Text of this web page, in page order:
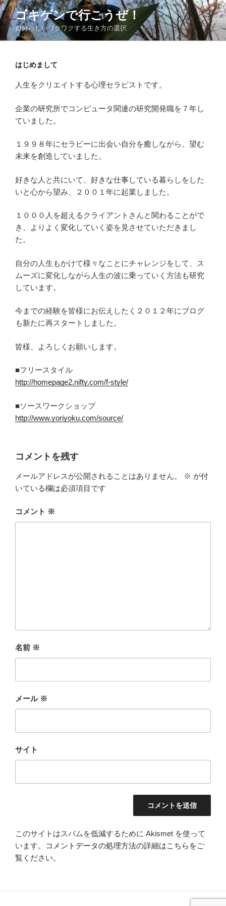
コ
ン
テ
ン
ゴキゲンで行こうぜ！
自分らしいワクワクする生き方の選択
はじめまして
人生をクリエイトする心理セラピストです。
企業の研究所でコンピュータ関連の研究開発職を７年し
ていました。
１９９８年にセラピーに出会い自分を癒しながら、望む
未来を創造していました。
好きな人と共にいて、好きな仕事している暮らしをした
いと心から望み、２００１年に起業しました。
１０００人を超えるクライアントさんと関わることがで
き、よりよく変化していく姿を見させていただきまし
た。
自分の人生もかけて様々なことにチャレンジをして、ス
ムーズに変化しながら人生の波に乗っていく方法も研究
しています。
今までの経験を皆様にお伝えしたく２０１２年にブログ
も新たに再スタートしました。
皆様、よろしくお願いします。
■フリースタイル
http://homepage2.nifty.com/f-style/
■ソースワークショップ
http://www.yoriyoku.com/source/
コメントを残す
メールアドレスが公開されることはありません。 ※ が付
いている欄は必須項目です
コメント ※
名前 ※
メール ※
サイト
このサイトはスパムを低減するために Akismet を使って
います。
コメントデータの処理方法の詳細はこちらをご
覧ください。